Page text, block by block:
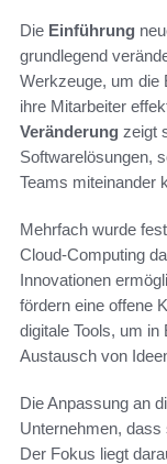
Die Einführung
grundlegend
Werkzeuge, um die
ihre Mitarbeiter
Veränderung zeigt
Softwarelösungen,
Teams miteinander
Mehrfach wurde
Cloud-Computing
Innovationen
fördern eine offene
digitale Tools, um
Austausch von
Die Anpassung an
Unternehmen, dass
Der Fokus liegt